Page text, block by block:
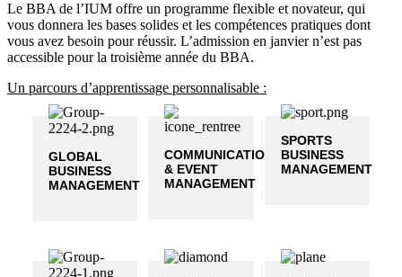
Le BBA de l’IUM offre un programme flexible et novateur, qui
vous donnera les bases solides et les compétences pratiques dont
vous avez besoin pour réussir. L’admission en janvier n’est pas
accessible pour la troisième année du BBA.
Un parcours d’apprentissage personnalisable :
GLOBAL
BUSINESS
MANAGEMENT
COMMUNICATION
& EVENT
MANAGEMENT
SPORTS
BUSINESS
MANAGEMENT